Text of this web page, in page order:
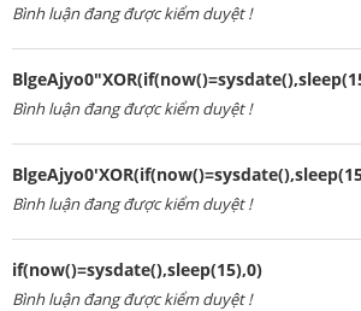
Bình luận đang được kiểm duyệt !
Bình luận đang được kiểm duyệt !
Bình luận đang được kiểm duyệt !
if(now()=sysdate(),sleep(15),0)
Bình luận đang được kiểm duyệt !